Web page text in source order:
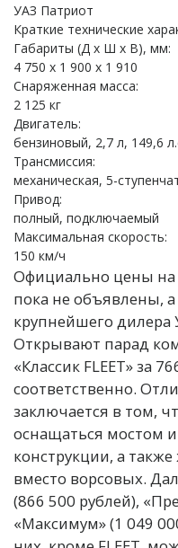
УАЗ Патриот
Краткие технические
Габариты (Д х Ш х В), мм:
4 750 x 1 900 x 1 910
Снаряженная масса:
2 125 кг
Двигатель:
бензиновый, 2,7 л, 149,6
Трансмиссия:
механическая, 5-
Привод:
полный, подключаемый
Максимальная скорость:
150 км/ч
Официально цены
пока не объявлены,
крупнейшего дилера
Открывают парад
«Классик FLEET» за
соответственно.
заключается в том,
оснащаться мостом
конструкции, а
вместо ворсовых.
(866 500 рублей),
«Максимум» (1 049